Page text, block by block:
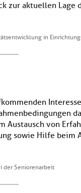
zur aktuellen Lage
in
Austausch von
sowie Hilfe beim
der Seniorenarbeit